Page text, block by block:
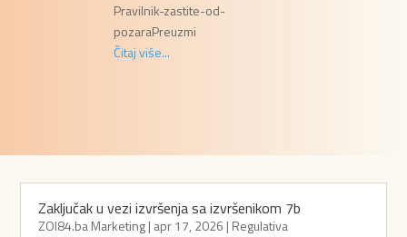
Pravilnik-zastite-od-
pozaraPreuzmi
Čitaj više...
Zaključak u vezi izvršenja sa izvršenikom 7b
ZOI84.ba Marketing| apr 17, 2026 | Regulativa